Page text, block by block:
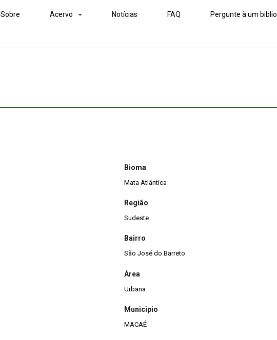
Sobre Acervo Notícias FAQ Pergunte à um
Bioma
Mata Atlântica
Região
Sudeste
Bairro
São José do Barreto
Área
Urbana
Municipio
MACAÉ